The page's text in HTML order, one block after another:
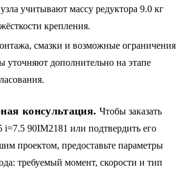
учитывают массу редуктора 9.0 кг
крепления.
смазки и возможные ограничения
уточняют дополнительно на этапе
консультация. Чтобы заказать
i=7.5 90IM2181 или подтвердить его
проектом, предоставьте параметры
требуемый момент, скорости и тип